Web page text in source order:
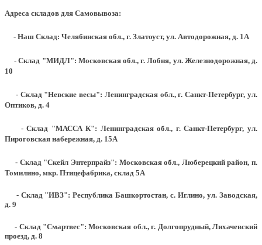
Адреса складов для Самовывоза:
- Наш Склад: Челябинская обл., г. Златоуст, ул. Автодорожная, д. 1А
- Склад "МИДЛ": Московская обл., г. Лобня, ул. Железнодорожная, д.
10
- Склад "Невские весы": Ленинградская обл., г. Санкт-Петербург, ул.
Оптиков, д. 4
- Склад "МАССА К": Ленинградская обл., г. Санкт-Петербург, ул.
Пироговская набережная, д. 15А
- Склад "Скейл Энтерпрайз": Московская обл., Люберецкий район, п.
Томилино, мкр. Птицефабрика, склад 5А
- Склад "ИВЗ": Республика Башкортостан, с. Иглино, ул. Заводская,
д. 9
- Склад "Смартвес":Московская обл., г. Долгопрудный, Лихачевский
проезд, д. 8